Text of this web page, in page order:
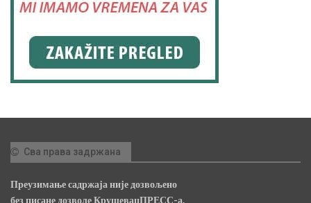
Сва права задржана
Преузимање садржаја није дозвољено
без писане дозволе КрушевацПРЕСС-а.